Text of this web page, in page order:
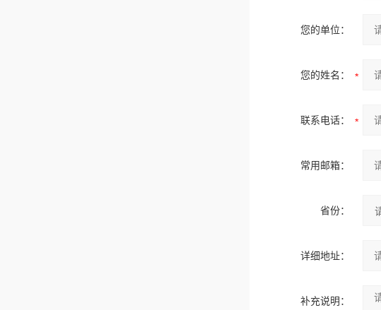
您的单位：
您的姓名：
联系电话：
常用邮箱：
省份：
详细地址：
补充说明：